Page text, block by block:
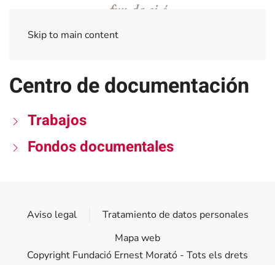
Skip to main content
Centro de documentación
Trabajos
Fondos documentales
Aviso legal
Tratamiento de datos personales
Mapa web
Copyright Fundació Ernest Morató - Tots els drets